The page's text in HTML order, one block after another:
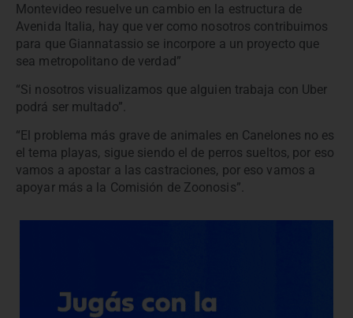
Montevideo resuelve un cambio en la estructura de
Avenida Italia, hay que ver como nosotros contribuimos
para que Giannatassio se incorpore a un proyecto que
sea metropolitano de verdad”
“Si nosotros visualizamos que alguien trabaja con Uber
podrá ser multado”.
“El problema más grave de animales en Canelones no es
el tema playas, sigue siendo el de perros sueltos, por eso
vamos a apostar a las castraciones, por eso vamos a
apoyar más a la Comisión de Zoonosis”.